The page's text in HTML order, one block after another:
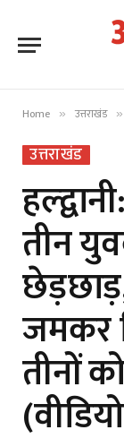
Home » उत्तराखंड »
उत्तराखंड
तीन
जमकर
तीनों